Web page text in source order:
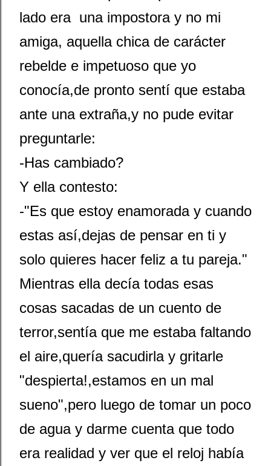
lado era una impostora y no mi
amiga, aquella chica de carácter
rebelde e impetuoso que yo
conocía,de pronto sentí que estaba
ante una extraña,y no pude evitar
preguntarle:
-Has cambiado?
Y ella contesto:
-"Es que estoy enamorada y cuando
estas así,dejas de pensar en ti y
solo quieres hacer feliz a tu pareja."
Mientras ella decía todas esas
cosas sacadas de un cuento de
terror,sentía que me estaba faltando
el aire,quería sacudirla y gritarle
"despierta!,estamos en un mal
sueno",pero luego de tomar un poco
de agua y darme cuenta que todo
era realidad y ver que el reloj había